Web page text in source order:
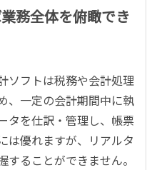
務全体を俯瞰でき
ソフトは税務や会計処理
、一定の会計期間中に執
タを仕訳・管理し、帳票
は優れますが、リアルタ
ることができません。